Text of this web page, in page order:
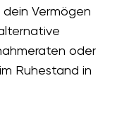
Vermögen
oder
Ruhestand in